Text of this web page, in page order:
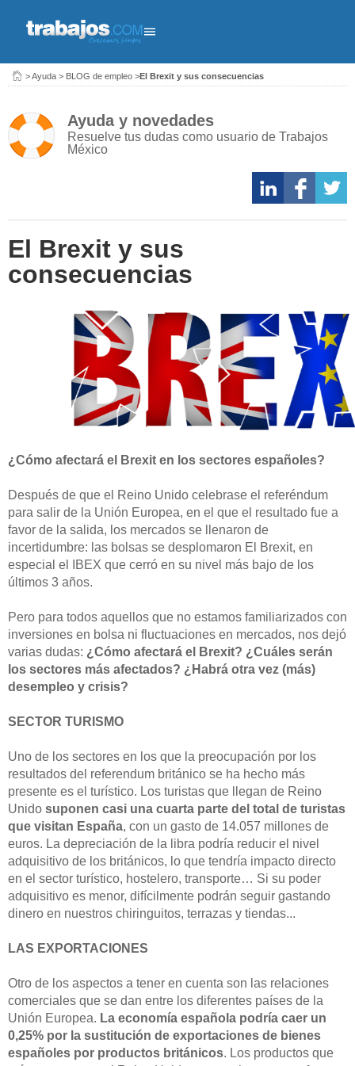
>Ayuda > BLOG de empleo >El Brexit y sus consecuencias
Ayuda y novedades
Resuelve tus dudas como usuario de Trabajos
México
El Brexit y sus
consecuencias
¿Cómo afectará el Brexit en los sectores españoles?
Después de que el Reino Unido celebrase el referéndum
para salir de la Unión Europea, en el que el resultado fue a
favor de la salida, los mercados se llenaron de
incertidumbre: las bolsas se desplomaron El Brexit, en
especial el IBEX que cerró en su nivel más bajo de los
últimos 3 años.
Pero para todos aquellos que no estamos familiarizados con
inversiones en bolsa ni fluctuaciones en mercados, nos dejó
varias dudas: ¿Cómo afectará el Brexit? ¿Cuáles serán
los sectores más afectados? ¿Habrá otra vez (más)
desempleo y crisis?
SECTOR TURISMO
Uno de los sectores en los que la preocupación por los
resultados del referendum británico se ha hecho más
presente es el turístico. Los turistas que llegan de Reino
Unido suponen casi una cuarta parte del total de turistas
que visitan España, con un gasto de 14.057 millones de
euros. La depreciación de la libra podría reducir el nivel
adquisitivo de los británicos, lo que tendría impacto directo
en el sector turístico, hostelero, transporte… Si su poder
adquisitivo es menor, difícilmente podrán seguir gastando
dinero en nuestros chiringuitos, terrazas y tiendas...
LAS EXPORTACIONES
Otro de los aspectos a tener en cuenta son las relaciones
comerciales que se dan entre los diferentes países de la
Unión Europea. La economía española podría caer un
0,25% por la sustitución de exportaciones de bienes
españoles por productos británicos. Los productos que